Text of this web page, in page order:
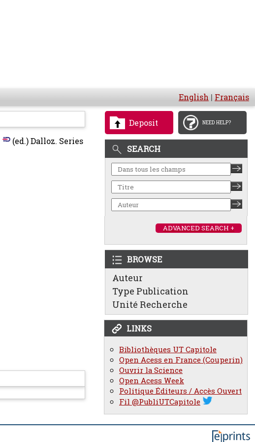
English | Français
Deposit NEED HELP?
SEARCH
ADVANCED SEARCH +
BROWSE
Auteur
Type Publication
Unité Recherche
LINKS
Bibliothèques UT Capitole
Open Acess en France (Couperin)
Ouvrir la Science
Open Acess Week
Politique Éditeurs / Accès Ouvert
Fil @PubliUTCapitole
(ed.) Dalloz. Series